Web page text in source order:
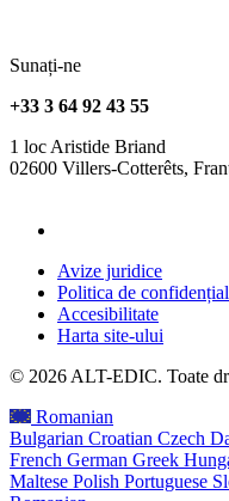
Sunați-ne
+33 3 64 92 43 55
1 loc Aristide Briand
02600 Villers-Cotterêts,
Avize juridice
Politica de
Accesibilitate
Harta site-ului
© 2026 ALT-EDIC. Toate
Romanian
Bulgarian Croatian Czech
French German Greek
Maltese Polish Portuguese